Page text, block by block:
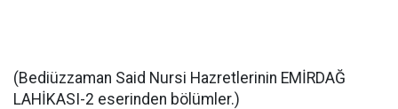
(Bediüzzaman Said Nursi Hazretlerinin EMİRDAĞ
LAHİKASI-2 eserinden bölümler.)